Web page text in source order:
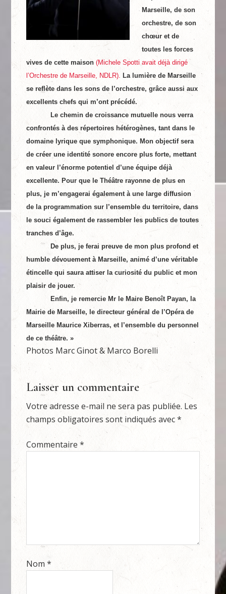
Marseille, de son
orchestre, de son
chœur et de
toutes les forces
vives de cette maison (Michele Spotti avait déjà dirigé
l’Orchestre de Marseille, NDLR).
La lumière de Marseille
se reflète dans les sons de l’orchestre, grâce aussi aux
excellents chefs qui m’ont précédé.
Le chemin de croissance mutuelle nous verra
confrontés à des répertoires hétérogènes, tant dans le
domaine lyrique que symphonique. Mon objectif sera
de créer une identité sonore encore plus forte, mettant
en valeur l’énorme potentiel d’une équipe déjà
excellente. Pour que le Théâtre rayonne de plus en
plus, je m’engagerai également à une large diffusion
de la programmation sur l’ensemble du territoire, dans
le souci également de rassembler les publics de toutes
tranches d’âge.
De plus, je ferai preuve de mon plus profond et
humble dévouement à Marseille, animé d’une véritable
étincelle qui saura attiser la curiosité du public et mon
plaisir de jouer.
Enfin, je remercie Mr le Maire Benoît Payan, la
Mairie de Marseille, le directeur général de l’Opéra de
Marseille Maurice Xiberras, et l’ensemble du personnel
de ce théâtre. »
Photos Marc Ginot & Marco Borelli
Laisser un commentaire
Votre adresse e-mail ne sera pas publiée. Les
champs obligatoires sont indiqués avec*
Commentaire*
Nom*